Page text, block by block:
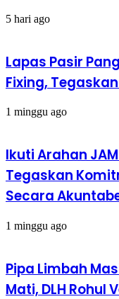
5 hari ago
Lapas Pasir
Fixing,
1 minggu ago
Ikuti Arahan JAM
Tegaskan
Secara
1 minggu ago
Pipa Limbah
Mati, DLH Rohul